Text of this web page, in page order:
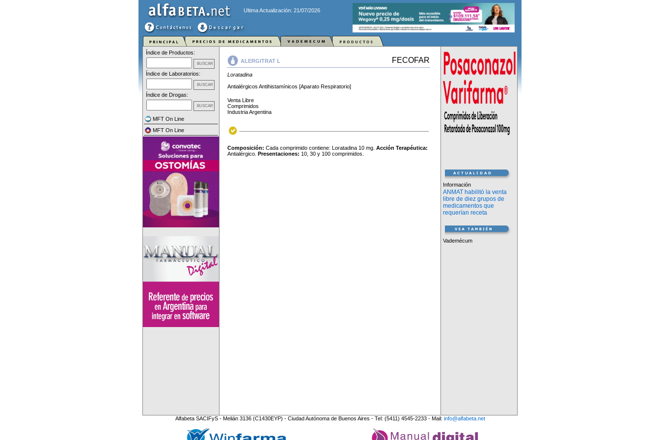
Ultima Actualización: 21/07/2026
Índice de Productos:
Índice de Laboratorios:
Índice de Drogas:
MFT On Line
MFT On Line
ALERGITRAT L FECOFAR
Loratadina
Antialérgicos Antihistamínicos [Aparato Respiratorio]
Venta Libre
Comprimidos
Industria Argentina
Composición: Cada comprimido contiene: Loratadina 10 mg. Acción Terapéutica:
Antialérgico. Presentaciones: 10, 30 y 100 comprimidos.
Información
ANMAT habilitó la venta
libre de diez grupos de
medicamentos que
requerían receta
Vademécum
Alfabeta SACIFyS - Melián 3136 (C1430EYP) - Ciudad Autónoma de Buenos Aires - Tel: (5411) 4545-2233 - Mail: info@alfabeta.net